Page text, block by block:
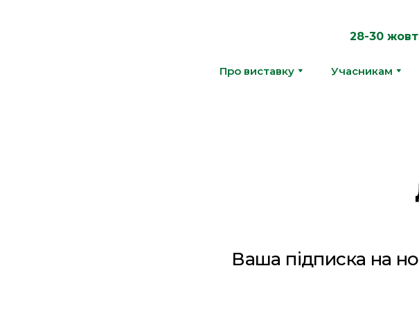
28-30
Про виставку Учасникам
Ваша підписка на